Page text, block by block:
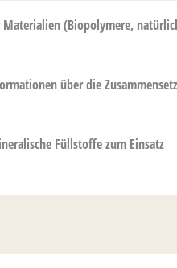
(Biopolymere,
über die
Füllstoffe zum Einsatz